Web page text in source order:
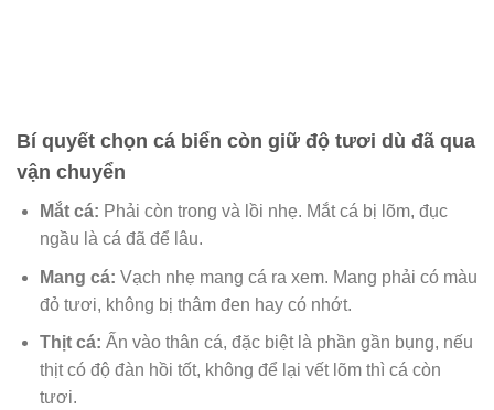
Bí quyết chọn cá biển còn giữ độ tươi dù đã qua
vận chuyển
Mắt cá: Phải còn trong và lồi nhẹ. Mắt cá bị lõm, đục
ngầu là cá đã để lâu.
Mang cá: Vạch nhẹ mang cá ra xem. Mang phải có màu
đỏ tươi, không bị thâm đen hay có nhớt.
Thịt cá: Ấn vào thân cá, đặc biệt là phần gần bụng, nếu
thịt có độ đàn hồi tốt, không để lại vết lõm thì cá còn
tươi.